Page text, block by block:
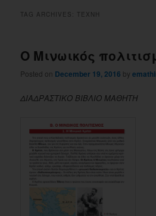
TAG ARCHIVES: ΤΈΧΝΗ
Ο Μινωικός
Posted on December 19, 2016 by
ΔΙΑΔΡΑΣΤΙΚΟ ΒΙΒΛΙΟ ΜΑΘΗΤΗ